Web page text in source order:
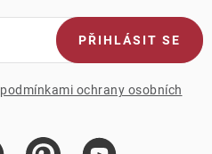
podmínkami ochrany osobních
PŘIHLÁSIT SE